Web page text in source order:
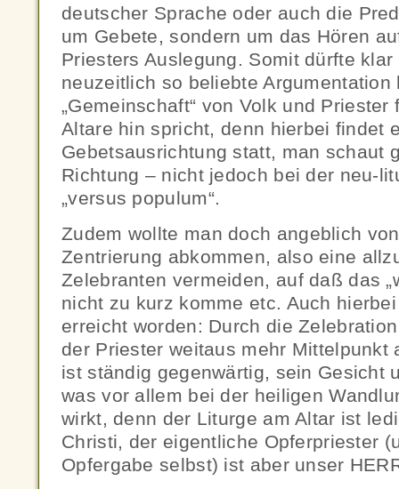
deutscher Sprache oder auch die
um Gebete, sondern um das Hören
Priesters Auslegung. Somit dürfte
neuzeitlich so beliebte Argumentation
„Gemeinschaft“ von Volk und
Altare hin spricht, denn hierbei findet
Gebetsausrichtung statt, man schaut
Richtung – nicht jedoch bei der neu-
„versus populum“.
Zudem wollte man doch angeblich
Zentrierung abkommen, also eine
Zelebranten vermeiden, auf daß das
nicht zu kurz komme etc. Auch
erreicht worden: Durch die
der Priester weitaus mehr Mittelpunkt
ist ständig gegenwärtig, sein Gesicht
was vor allem bei der heiligen
wirkt, denn der Liturge am Altar ist
Christi, der eigentliche Opferpriester
Opfergabe selbst) ist aber unser